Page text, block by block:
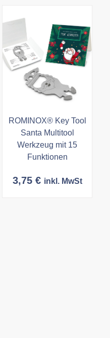
ROMINOX® Key Tool
Santa Multitool
Werkzeug mit 15
Funktionen
3,75 € inkl. MwSt